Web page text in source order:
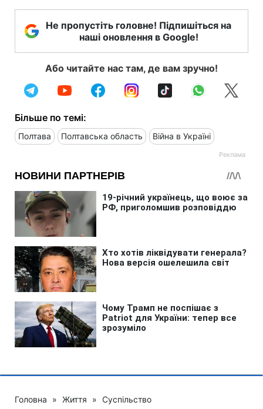
Не пропустіть головне! Підпишіться на
наші оновлення в Google!
Або читайте нас там, де вам зручно!
Більше по темі:
Полтава Полтавська область Війна в Україні
Головна » Життя » Суспільство